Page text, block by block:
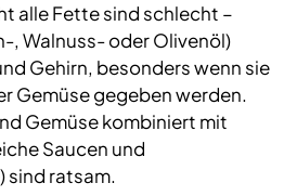
alle Fette sind schlecht –
, Walnuss- oder Olivenöl)
Gehirn, besonders wenn sie
Gemüse gegeben werden.
Gemüse kombiniert mit
Saucen und
sind ratsam.